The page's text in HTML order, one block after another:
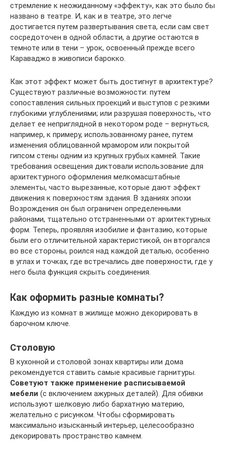
стремление к неожиданному «эффекту», как это было бы
названо в театре. И, как и в театре, это легче
достигается путем развертывания света, если сам свет
сосредоточен в одной области, а другие остаются в
темноте или в тени – урок, освоенный прежде всего
Караваджо в живописи барокко.
Как этот эффект может быть достигнут в архитектуре?
Существуют различные возможности: путем
сопоставления сильных проекций и выступов с резкими
глубокими углублениями; или разрушая поверхность, что
делает ее неприглядной в ​​некотором роде – вернуться,
например, к примеру, использованному ранее, путем
изменения облицованной мрамором или покрытой
гипсом стены одним из крупных грубых камней. Такие
требования освещения диктовали использование для
архитектурного оформления мелкомасштабные
элементы, часто вырезанные, которые дают эффект
движения к поверхностям здания. В зданиях эпохи
Возрождения он был ограничен определенными
районами, тщательно отстраненными от архитектурных
форм. Теперь, проявляя изобилие и фантазию, которые
были его отличительной характеристикой, он вторгался
во все стороны, роился над каждой деталью, особенно
в углах и точках, где встречались две поверхности, где у
него была функция скрыть соединения.
Как оформить разные комнаты?
Каждую из комнат в жилище можно декорировать в
барочном ключе.
Столовую
В кухонной и столовой зонах квартиры или дома
рекомендуется ставить самые красивые гарнитуры.
Советуют также применение расписываемой
мебели (с включением ажурных деталей). Для обивки
используют шелковую либо бархатную материю,
желательно с рисунком. Чтобы сформировать
максимально изысканный интерьер, целесообразно
декорировать пространство камнем.